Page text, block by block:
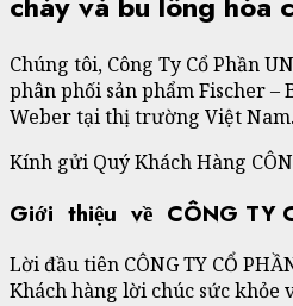
Chúng tôi, Công Ty Cổ Phần
phân phối sản phẩm Fischer –
Weber tại thị trường Việt Nam.
Kính gửi Quý Khách Hàng
Giới thiệu về CÔNG TY
Lời đầu tiên CÔNG TY CỔ
Khách hàng lời chúc sức khỏe